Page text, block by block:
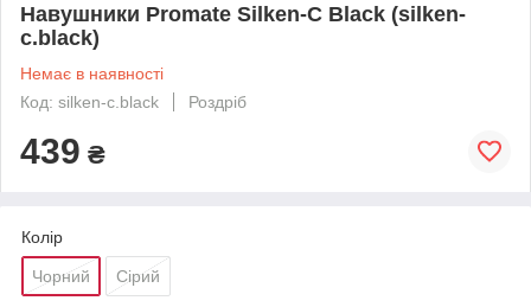
Навушники Promate Silken-C Black (silken-
c.black)
Немає в наявності
Код: silken-c.black
Роздріб
439 ₴
Колір
Чорний Сірий